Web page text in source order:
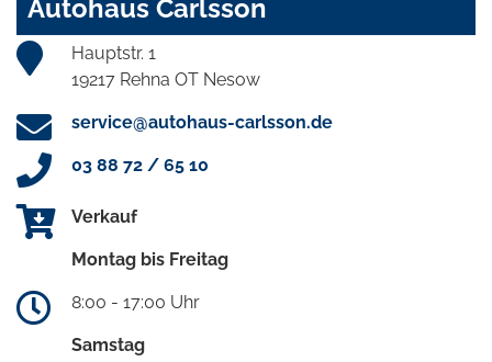
Autohaus Carlsson
Hauptstr. 1
19217 Rehna OT Nesow
service@autohaus-carlsson.de
03 88 72 / 65 10
Verkauf
Montag bis Freitag
8:00 - 17:00 Uhr
Samstag